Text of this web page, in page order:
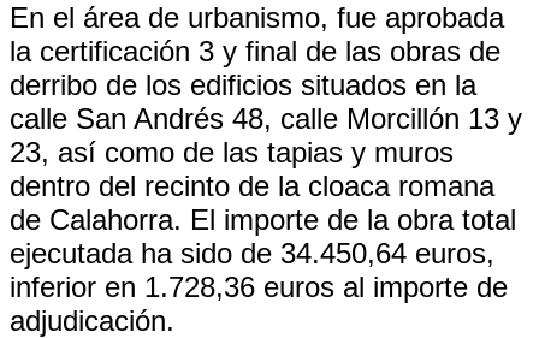
En el área de urbanismo, fue aprobada
la certificación 3 y final de las obras de
derribo de los edificios situados en la
calle San Andrés 48, calle Morcillón 13 y
23, así como de las tapias y muros
dentro del recinto de la cloaca romana
de Calahorra. El importe de la obra total
ejecutada ha sido de 34.450,64 euros,
inferior en 1.728,36 euros al importe de
adjudicación.